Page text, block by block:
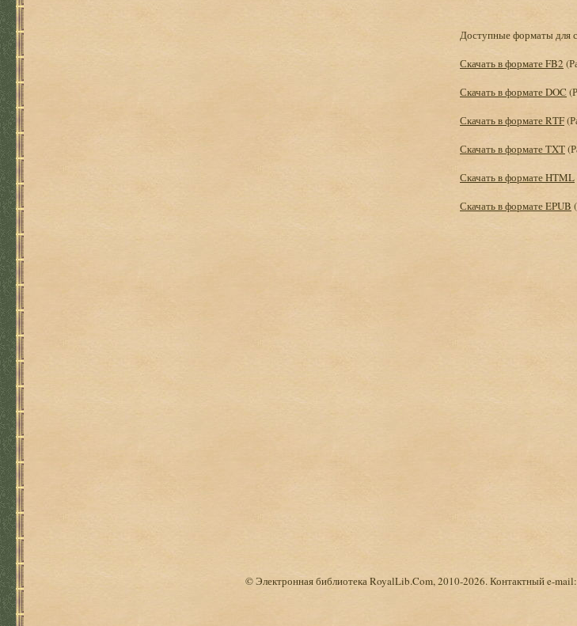
Доступные форматы для
Скачать в формате FB2
Скачать в формате DOC
Скачать в формате RTF
Скачать в формате TXT
Скачать в формате HTML
Скачать в формате EPUB
© Электронная библиотека RoyalLib.Com, 2010-2026. Контактный e-mail: